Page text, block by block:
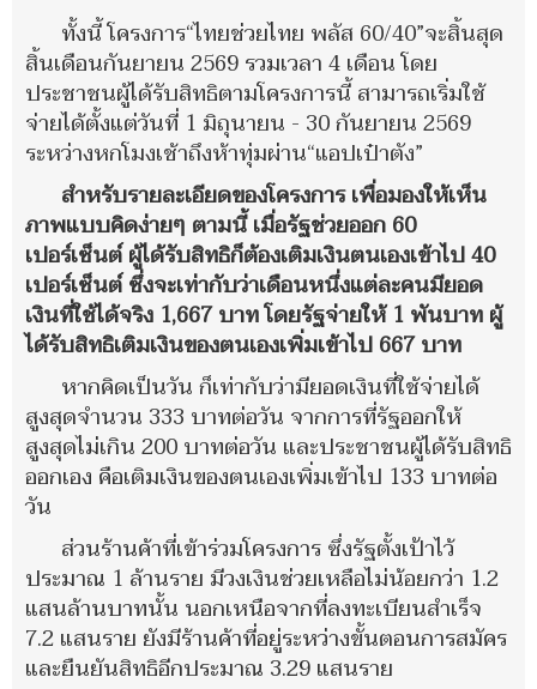
ทั้งนี้ โครงการ“ไทยช่วยไทย พลัส 60/40”จะสิ้นสุด
สิ้นเดือนกันยายน 2569 รวมเวลา 4 เดือน โดย
ประชาชนผู้ได้รับสิทธิตามโครงการนี้ สามารถเริ่มใช้
จ่ายได้ตั้งแต่วันที่ 1 มิถุนายน - 30 กันยายน 2569
ระหว่างหกโมงเช้าถึงห้าทุ่มผ่าน“แอปเป๋าตัง”
สำหรับรายละเอียดของโครงการ เพื่อมองให้เห็น
ภาพแบบคิดง่ายๆ ตามนี้ เมื่อรัฐช่วยออก 60
เปอร์เซ็นต์ ผู้ได้รับสิทธิก็ต้องเติมเงินตนเองเข้าไป 40
เปอร์เซ็นต์ ซึ่งจะเท่ากับว่าเดือนหนึ่งแต่ละคนมียอด
เงินที่ใช้ได้จริง 1,667 บาท โดยรัฐจ่ายให้ 1 พันบาท ผู้
ได้รับสิทธิเติมเงินของตนเองเพิ่มเข้าไป 667 บาท
หากคิดเป็นวัน ก็เท่ากับว่ามียอดเงินที่ใช้จ่ายได้
สูงสุดจำนวน 333 บาทต่อวัน จากการที่รัฐออกให้
สูงสุดไม่เกิน 200 บาทต่อวัน และประชาชนผู้ได้รับสิทธิ
ออกเอง คือเติมเงินของตนเองเพิ่มเข้าไป 133 บาทต่อ
วัน
ส่วนร้านค้าที่เข้าร่วมโครงการ ซึ่งรัฐตั้งเป้าไว้
ประมาณ 1 ล้านราย มีวงเงินช่วยเหลือไม่น้อยกว่า 1.2
แสนล้านบาทนั้น นอกเหนือจากที่ลงทะเบียนสำเร็จ
7.2 แสนราย ยังมีร้านค้าที่อยู่ระหว่างขั้นตอนการสมัคร
และยืนยันสิทธิอีกประมาณ 3.29 แสนราย